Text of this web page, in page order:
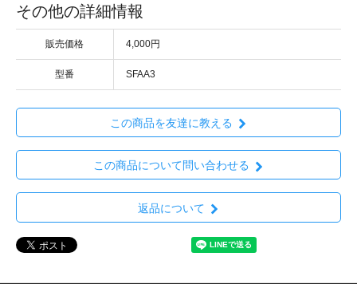
その他の詳細情報
販売価格 4,000円
型番 SFAA3
この商品を友達に教える
この商品について問い合わせる
返品について